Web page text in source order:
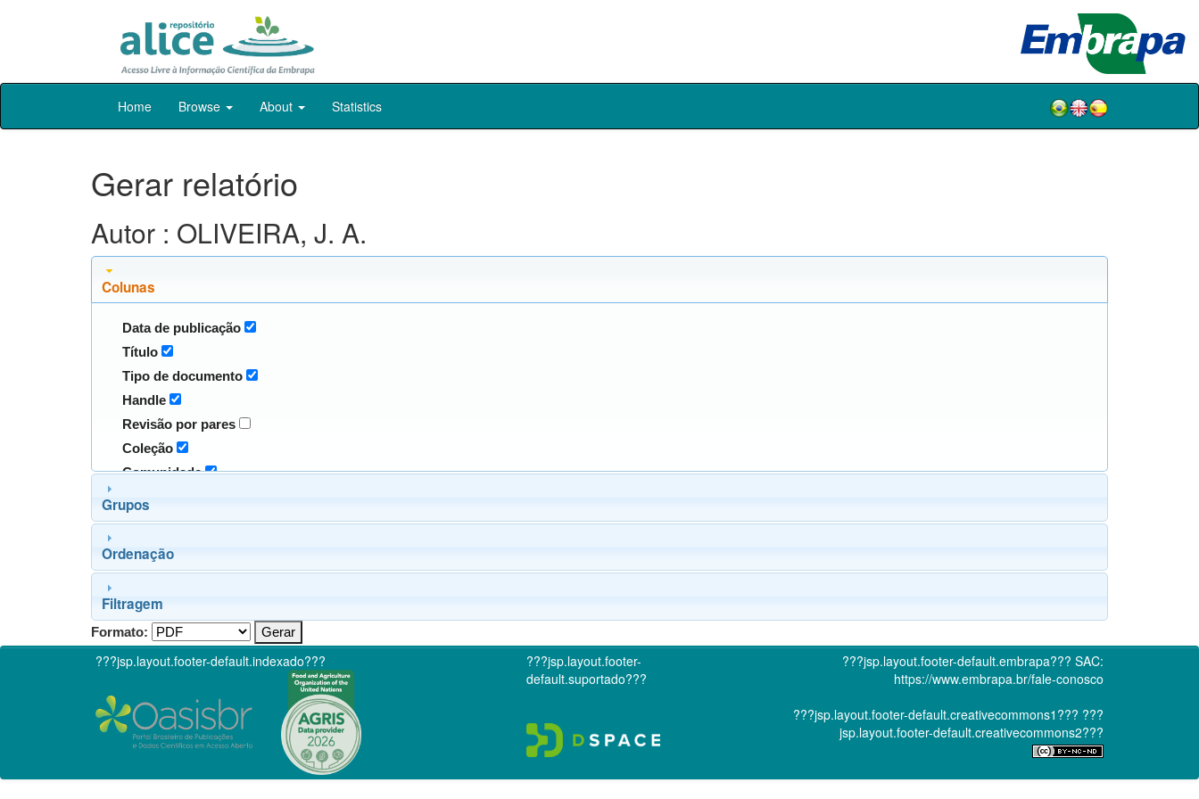
Skip
Home Browse About Statistics
Gerar relatório
Autor : OLIVEIRA, J. A.
Colunas
Data de publicação
Título
Tipo de documento
Handle
Revisão por pares
Coleção
Comunidade
Grupos
Ordenação
Filtragem
Formato:
???jsp.layout.footer-default.indexado???
???jsp.layout.footer-
default.suportado???
???jsp.layout.footer-default.embrapa??? SAC:
https://www.embrapa.br/fale-conosco
???jsp.layout.footer-default.creativecommons1??? ???
jsp.layout.footer-default.creativecommons2???